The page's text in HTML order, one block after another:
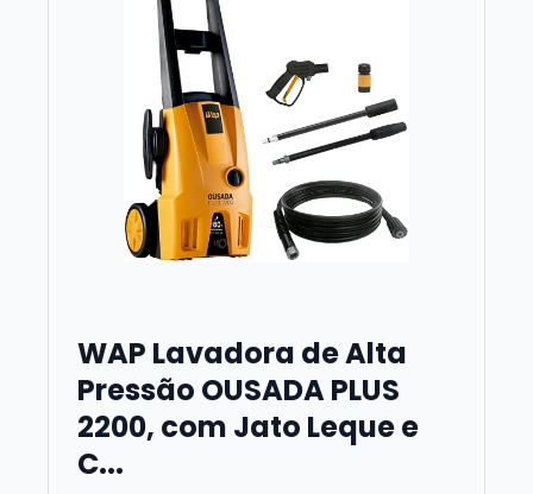
WAP Lavadora de Alta
Pressão OUSADA PLUS
2200, com Jato Leque e
C...